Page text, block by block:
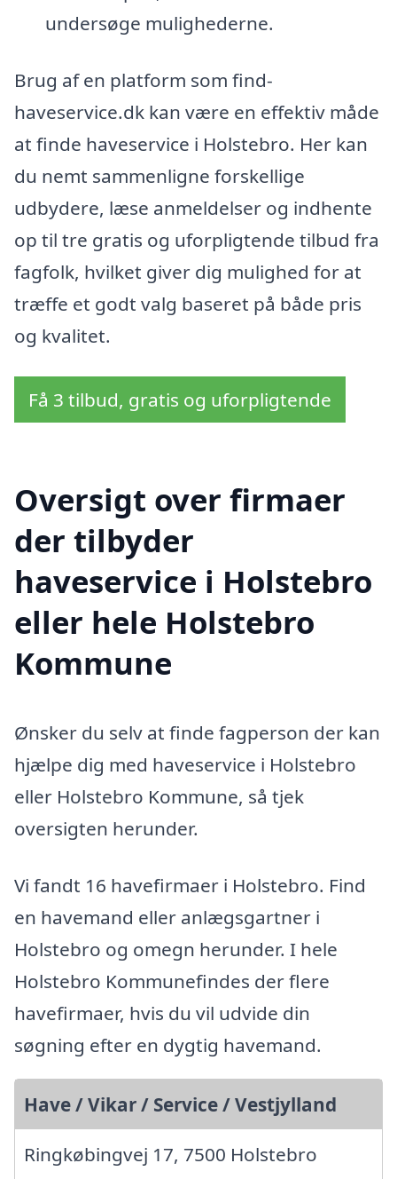
undersøge mulighederne.
Brug af en platform som find-
haveservice.dk kan være en effektiv måde
at finde haveservice i Holstebro. Her kan
du nemt sammenligne forskellige
udbydere, læse anmeldelser og indhente
op til tre gratis og uforpligtende tilbud fra
fagfolk, hvilket giver dig mulighed for at
træffe et godt valg baseret på både pris
og kvalitet.
Få 3 tilbud, gratis og uforpligtende
Oversigt over firmaer
der tilbyder
haveservice i Holstebro
eller hele Holstebro
Kommune
Ønsker du selv at finde fagperson der kan
hjælpe dig med haveservice i Holstebro
eller Holstebro Kommune, så tjek
oversigten herunder.
Vi fandt 16 havefirmaer i Holstebro. Find
en havemand eller anlægsgartner i
Holstebro og omegn herunder. I hele
Holstebro Kommunefindes der flere
havefirmaer, hvis du vil udvide din
søgning efter en dygtig havemand.
Have / Vikar / Service / Vestjylland
Ringkøbingvej 17, 7500 Holstebro